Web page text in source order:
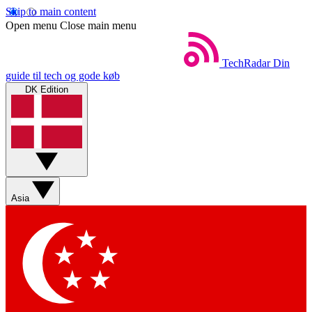
Skip to main content
Open menu Close main menu
TechRadar Din
guide til tech og gode køb
DK Edition
Asia